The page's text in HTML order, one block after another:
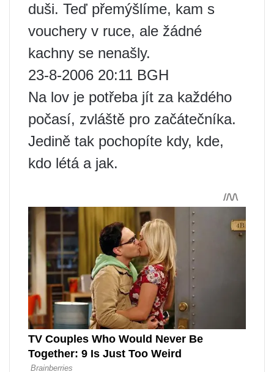
duši. Teď přemýšlíme, kam s
vouchery v ruce, ale žádné
kachny se nenašly.
23-8-2006 20:11 BGH
Na lov je potřeba jít za každého
počasí, zvláště pro začátečníka.
Jedině tak pochopíte kdy, kde,
kdo létá a jak.